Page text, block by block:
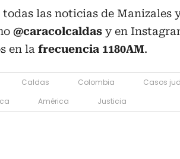
todas las noticias de Manizales
@caracolcaldas y en
en la frecuencia 1180AM.
Caldas Colombia Casos
América Justicia